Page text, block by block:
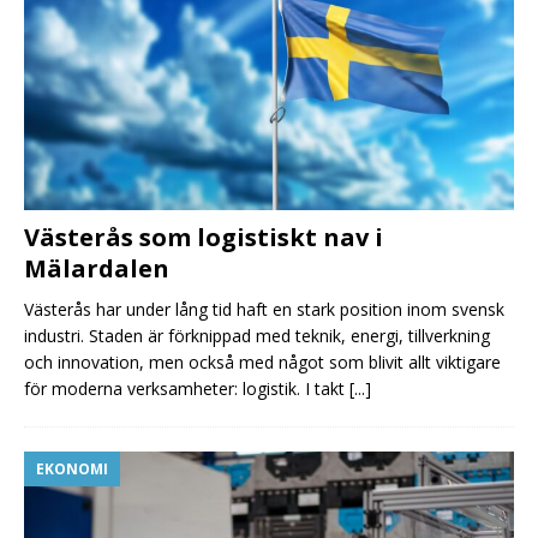
Västerås som logistiskt nav i
Mälardalen
Västerås har under lång tid haft en stark position inom svensk
industri. Staden är förknippad med teknik, energi, tillverkning
och innovation, men också med något som blivit allt viktigare
för moderna verksamheter: logistik. I takt [...]
EKONOMI